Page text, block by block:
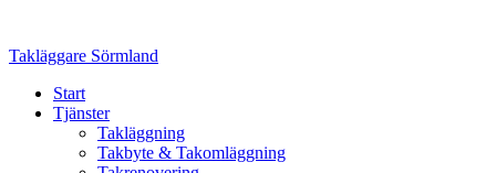
content
Takläggare Sörmland
Start
Tjänster
Takläggning
Takbyte & Takomläggning